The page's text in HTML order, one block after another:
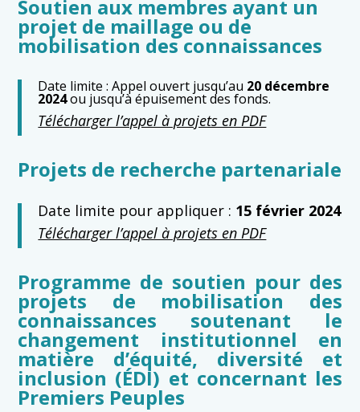
Soutien aux membres ayant un
projet de maillage ou de
mobilisation des connaissances
Date limite : Appel ouvert jusqu’au 20 décembre
2024ou jusqu’à épuisement des fonds.
Télécharger l’appel à projets en PDF
Projets de recherche partenariale
Date limite pour appliquer : 15 février 2024
Télécharger l’appel à projets en PDF
Programme de soutien pour des
projets de mobilisation des
connaissances soutenant le
changement institutionnel en
matière d’équité, diversité et
inclusion (ÉDI) et concernant les
Premiers Peuples